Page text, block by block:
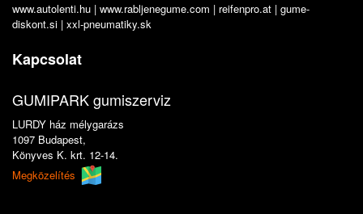
www.autolenti.hu | www.rabljenegume.com | reifenpro.at | gume-
diskont.si | xxl-pneumatiky.sk
Kapcsolat
GUMIPARK gumiszerviz
LURDY ház mélygarázs
1097 Budapest,
Könyves K. krt. 12-14.
Megközelítés